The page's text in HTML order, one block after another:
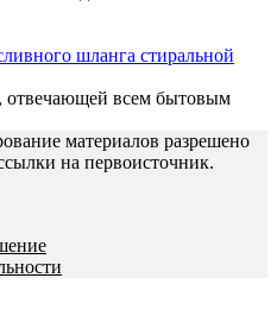
шланга стиральной
всем бытовым
материалов разрешено
на первоисточник.